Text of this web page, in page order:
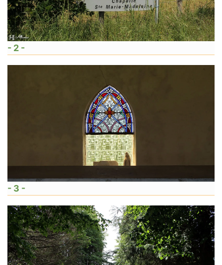
- 2 -
- 3 -